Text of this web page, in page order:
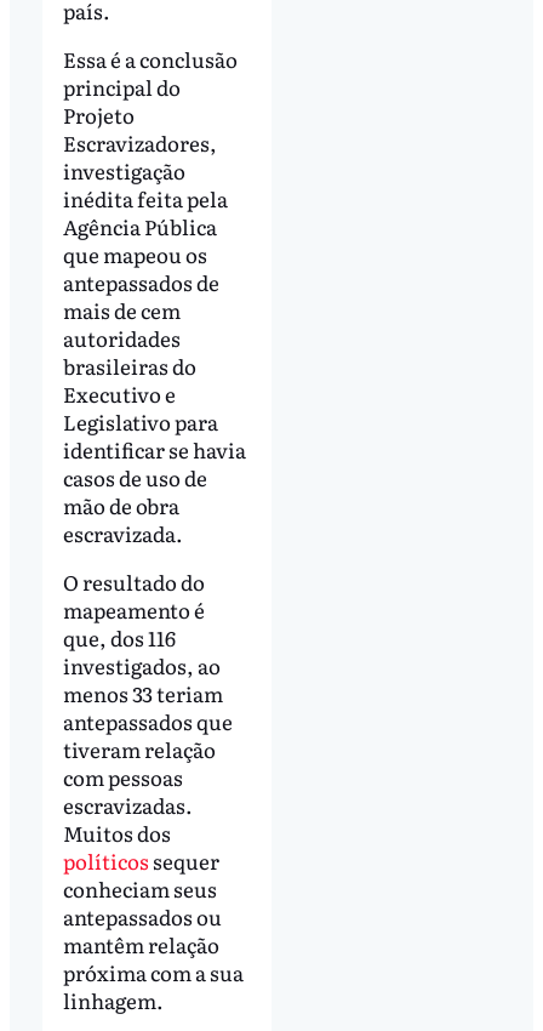
país.
Essa é a conclusão
principal do
Projeto
Escravizadores,
investigação
inédita feita pela
Agência Pública
que mapeou os
antepassados de
mais de cem
autoridades
brasileiras do
Executivo e
Legislativo para
identificar se havia
casos de uso de
mão de obra
escravizada.
O resultado do
mapeamento é
que, dos 116
investigados, ao
menos 33 teriam
antepassados que
tiveram relação
com pessoas
escravizadas.
Muitos dos
políticos sequer
conheciam seus
antepassados ou
mantêm relação
próxima com a sua
linhagem.